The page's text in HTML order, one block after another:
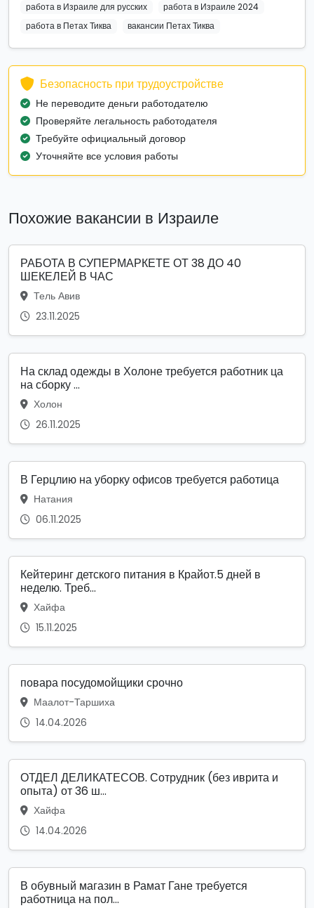
работа в Израиле для русских
работа в Израиле 2024
работа в Петах Тиква
вакансии Петах Тиква
Безопасность при трудоустройстве
Не переводите деньги работодателю
Проверяйте легальность работодателя
Требуйте официальный договор
Уточняйте все условия работы
Похожие вакансии в Израиле
РАБОТА В СУПЕРМАРКЕТЕ ОТ 38 ДО 40
ШЕКЕЛЕЙ В ЧАС
Тель Авив
23.11.2025
На склад одежды в Холоне требуется работник ца
на сборку ...
Холон
26.11.2025
В Герцлию на уборку офисов требуется работица
Натания
06.11.2025
Кейтеринг детского питания в Крайот.5 дней в
неделю. Треб...
Хайфа
15.11.2025
повара посудомойщики срочно
Маалот-Таршиха
14.04.2026
ОТДЕЛ ДЕЛИКАТЕСОВ. Сотрудник (без иврита и
опыта) от 36 ш...
Хайфа
14.04.2026
В обувный магазин в Рамат Гане требуется
работница на пол...